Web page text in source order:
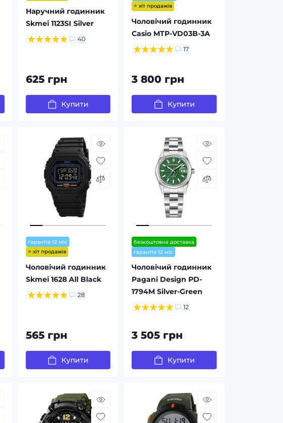
Наручний годинник
Skmei 1123SI Silver
40
625 грн
Купити
⭐ хіт продажів
Чоловічий годинник
Casio MTP-VD03B-3A
17
3 800 грн
Купити
гарантія 12 міс
⭐ хіт продажів
Чоловічий годинник
Skmei 1628 All Black
28
565 грн
Купити
безкоштовна доставка
гарантія 12 міс
Чоловічий годинник
Pagani Design PD-
1794M Silver-Green
12
3 505 грн
Купити